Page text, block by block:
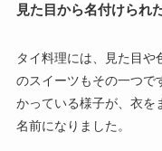
見た目から名付けられ
タイ料理には、見た目や
のスイーツもその一つで
かっている様子が、衣を
名前になりました。